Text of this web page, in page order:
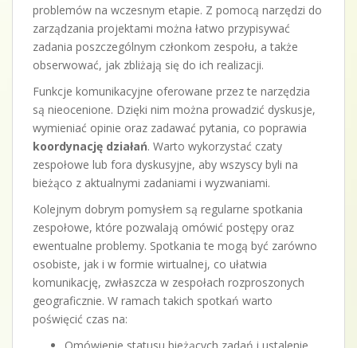
problemów na wczesnym etapie. Z pomocą narzędzi do
zarządzania projektami można łatwo przypisywać
zadania poszczególnym członkom zespołu, a także
obserwować, jak zbliżają się do ich realizacji.
Funkcje komunikacyjne oferowane przez te narzędzia
są nieocenione. Dzięki nim można prowadzić dyskusje,
wymieniać opinie oraz zadawać pytania, co poprawia
koordynację działań. Warto wykorzystać czaty
zespołowe lub fora dyskusyjne, aby wszyscy byli na
bieżąco z aktualnymi zadaniami i wyzwaniami.
Kolejnym dobrym pomysłem są regularne spotkania
zespołowe, które pozwalają omówić postępy oraz
ewentualne problemy. Spotkania te mogą być zarówno
osobiste, jak i w formie wirtualnej, co ułatwia
komunikację, zwłaszcza w zespołach rozproszonych
geograficznie. W ramach takich spotkań warto
poświęcić czas na:
Omówienie statusu bieżących zadań i ustalenie